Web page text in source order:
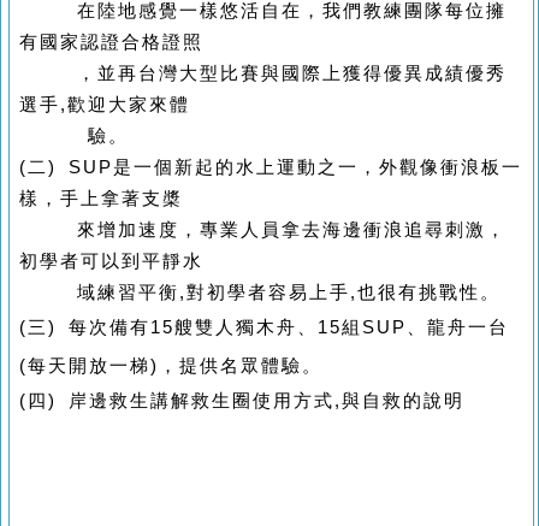
在陸地感覺一樣悠活自在，我們教練團隊每位擁
有國家認證合格證照
，並再台灣大型比賽與國際上獲得優異成績優秀
選手,歡迎大家來體
驗。
( 二) SUP是一個新起的水上運動之一，外觀像衝浪板一
樣，手上拿著支槳
來增加速度，專業人員拿去海邊衝浪追尋刺激，
初學者可以到平靜水
域練習平衡,對初學者容易上手,也很有挑戰性。
(三) 每次備有15艘雙人獨木舟、15組SUP 、龍舟一台
(每天開放一梯)，提供名眾體驗。
( 四) 岸邊救生講解救生圈使用方式,與自救的說明